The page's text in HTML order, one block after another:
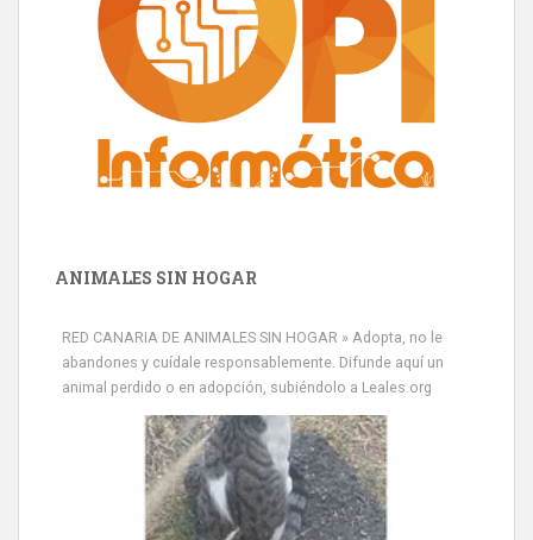
ANIMALES SIN HOGAR
RED CANARIA DE ANIMALES SIN HOGAR » Adopta, no le
abandones y cuídale responsablemente. Difunde aquí un
animal perdido o en adopción, subiéndolo a Leales.org